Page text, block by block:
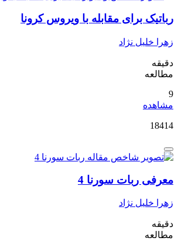
رباتیک برای مقابله با ویروس کرونا
زهرا خلیل نژاد
دقیقه
مطالعه
9
مشاهده
18414
معرفی ربات سورنا 4
زهرا خلیل نژاد
دقیقه
مطالعه